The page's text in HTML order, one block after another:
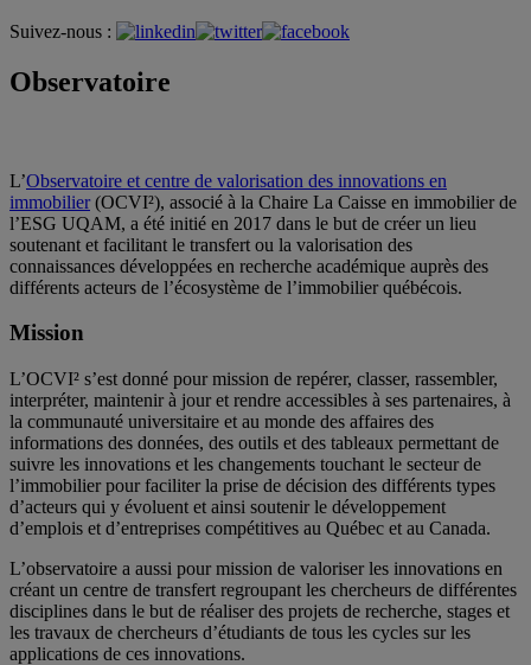
Suivez-nous :
Observatoire
L’Observatoire et centre de valorisation des innovations en
immobilier(OCVI²), associé à la Chaire La Caisse en immobilier de
l’ESG UQAM, a été initié en 2017 dans le but de créer un lieu
soutenant et facilitant le transfert ou la valorisation des
connaissances développées en recherche académique auprès des
différents acteurs de l’écosystème de l’immobilier québécois.
Mission
L’OCVI² s’est donné pour mission de repérer, classer, rassembler,
interpréter, maintenir à jour et rendre accessibles à ses partenaires, à
la communauté universitaire et au monde des affaires des
informations des données, des outils et des tableaux permettant de
suivre les innovations et les changements touchant le secteur de
l’immobilier pour faciliter la prise de décision des différents types
d’acteurs qui y évoluent et ainsi soutenir le développement
d’emplois et d’entreprises compétitives au Québec et au Canada.
L’observatoire a aussi pour mission de valoriser les innovations en
créant un centre de transfert regroupant les chercheurs de différentes
disciplines dans le but de réaliser des projets de recherche, stages et
les travaux de chercheurs d’étudiants de tous les cycles sur les
applications de ces innovations.